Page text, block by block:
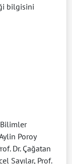
bilgisini
Poroy
Dr. Çağatan
Sayılar, Prof.